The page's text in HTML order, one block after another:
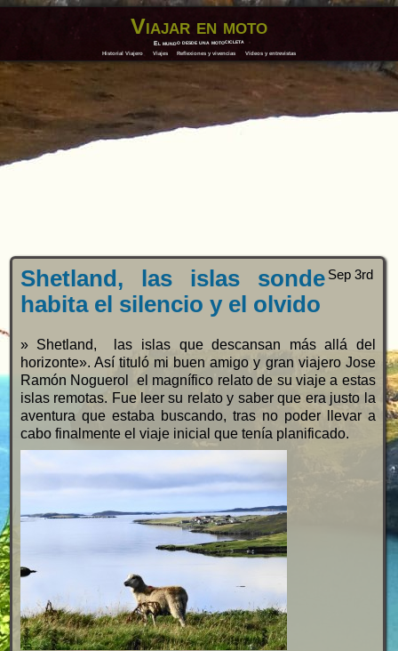
Viajar en moto
El mundo desde una motocicleta
Historial Viajero Viajes Reflexiones y vivencias Vídeos y entrevistas
Sep 3rd
Shetland, las islas sonde
habita el silencio y el olvido
» Shetland, las islas que descansan más allá del
horizonte». Así tituló mi buen amigo y gran viajero Jose
Ramón Noguerol el magnífico relato de su viaje a estas
islas remotas. Fue leer su relato y saber que era justo la
aventura que estaba buscando, tras no poder llevar a
cabo finalmente el viaje inicial que tenía planificado.